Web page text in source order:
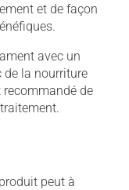
et de façon
avec un
de la nourriture
de
peut à